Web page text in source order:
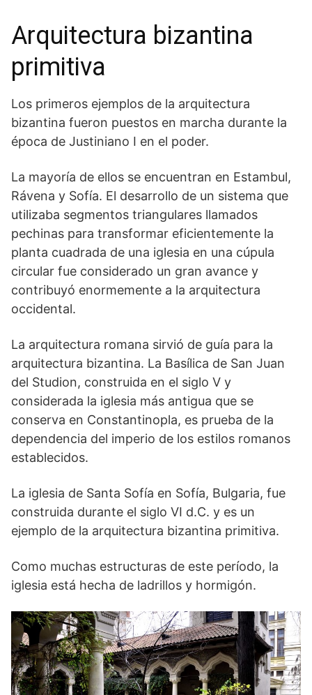
Arquitectura bizantina
primitiva
Los primeros ejemplos de la arquitectura
bizantina fueron puestos en marcha durante la
época de Justiniano I en el poder.
La mayoría de ellos se encuentran en Estambul,
Rávena y Sofía. El desarrollo de un sistema que
utilizaba segmentos triangulares llamados
pechinas para transformar eficientemente la
planta cuadrada de una iglesia en una cúpula
circular fue considerado un gran avance y
contribuyó enormemente a la arquitectura
occidental.
La arquitectura romana sirvió de guía para la
arquitectura bizantina. La Basílica de San Juan
del Studion, construida en el siglo V y
considerada la iglesia más antigua que se
conserva en Constantinopla, es prueba de la
dependencia del imperio de los estilos romanos
establecidos.
La iglesia de Santa Sofía en Sofía, Bulgaria, fue
construida durante el siglo VI d.C. y es un
ejemplo de la arquitectura bizantina primitiva.
Como muchas estructuras de este período, la
iglesia está hecha de ladrillos y hormigón.